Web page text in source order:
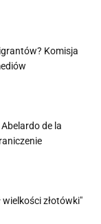
Komisja
de la
złotówki"